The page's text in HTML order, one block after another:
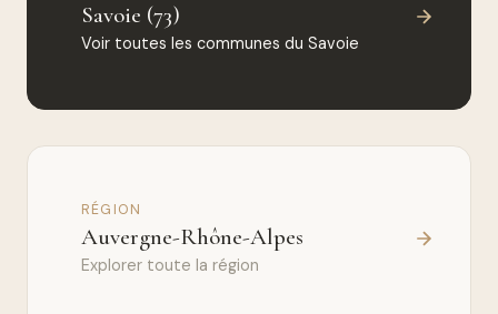
Savoie (73)
Voir toutes les communes du Savoie
RÉGION
Auvergne-Rhône-Alpes
Explorer toute la région